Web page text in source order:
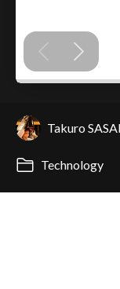
Takuro
Technology